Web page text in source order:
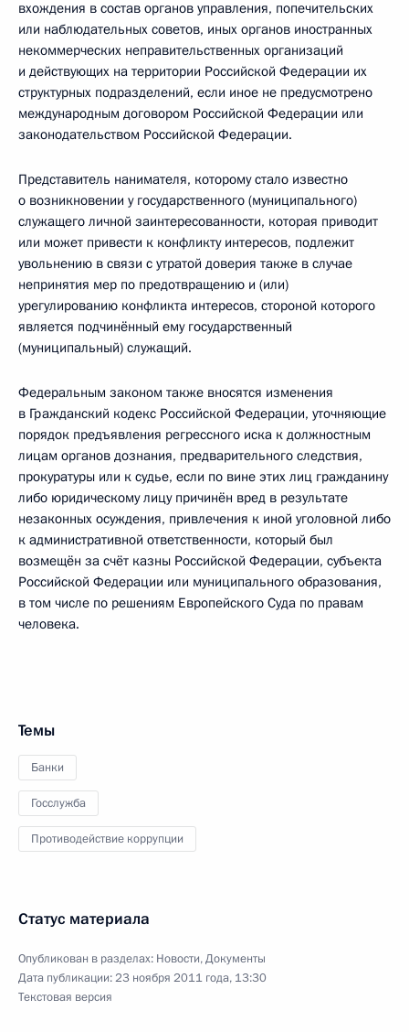
вхождения в состав органов управления, попечительских
или наблюдательных советов, иных органов иностранных
некоммерческих неправительственных организаций
и действующих на территории Российской Федерации их
структурных подразделений, если иное не предусмотрено
международным договором Российской Федерации или
законодательством Российской Федерации.
Представитель нанимателя, которому стало известно
о возникновении у государственного (муниципального)
служащего личной заинтересованности, которая приводит
или может привести к конфликту интересов, подлежит
увольнению в связи с утратой доверия также в случае
непринятия мер по предотвращению и (или)
урегулированию конфликта интересов, стороной которого
является подчинённый ему государственный
(муниципальный) служащий.
Федеральным законом также вносятся изменения
в Гражданский кодекс Российской Федерации, уточняющие
порядок предъявления регрессного иска к должностным
лицам органов дознания, предварительного следствия,
прокуратуры или к судье, если по вине этих лиц гражданину
либо юридическому лицу причинён вред в результате
незаконных осуждения, привлечения к иной уголовной либо
к административной ответственности, который был
возмещён за счёт казны Российской Федерации, субъекта
Российской Федерации или муниципального образования,
в том числе по решениям Европейского Суда по правам
человека.
Темы
Банки
Госслужба
Противодействие коррупции
Статус материала
Опубликован в разделах: Новости,Документы
Дата публикации:23 ноября 2011 года, 13:30
Текстовая версия